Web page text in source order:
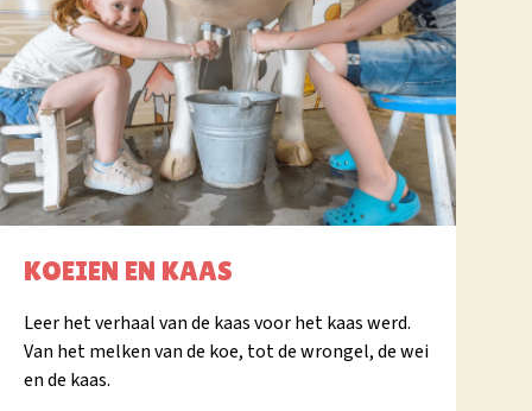
KOEIEN EN KAAS
Leer het verhaal van de kaas voor het kaas werd.
Van het melken van de koe, tot de wrongel, de wei
en de kaas.